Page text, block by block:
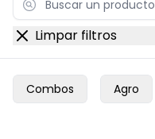
Search
Limpar filtros
Combos Agro